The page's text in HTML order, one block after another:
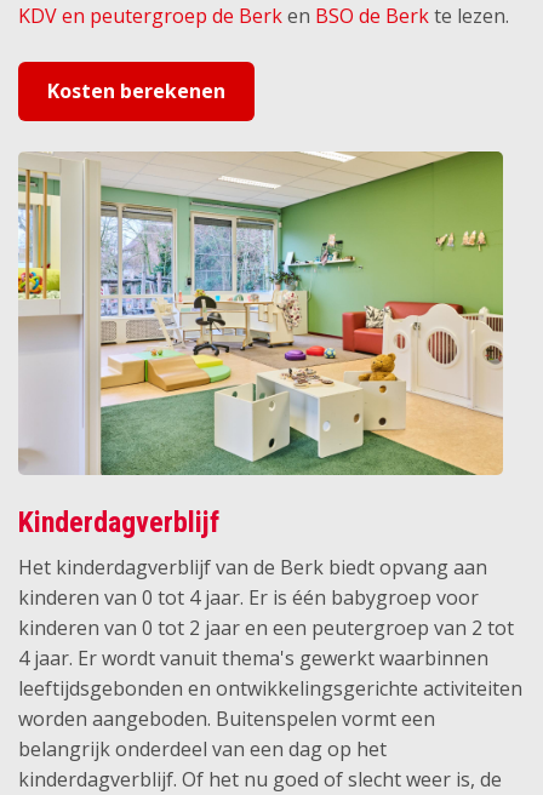
KDV en peutergroep de Berken BSO de Berkte lezen.
Kosten berekenen
Kinderdagverblijf
Het kinderdagverblijf van de Berk biedt opvang aan
kinderen van 0 tot 4 jaar. Er is één babygroep voor
kinderen van 0 tot 2 jaar en een peutergroep van 2 tot
4 jaar. Er wordt vanuit thema's gewerkt waarbinnen
leeftijdsgebonden en ontwikkelingsgerichte activiteiten
worden aangeboden. Buitenspelen vormt een
belangrijk onderdeel van een dag op het
kinderdagverblijf. Of het nu goed of slecht weer is, de